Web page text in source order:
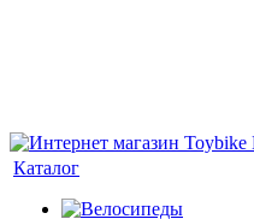
Каталог